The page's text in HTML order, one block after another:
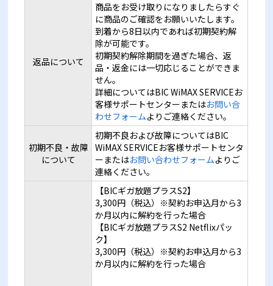
返品について
商品をお受け取りになりましたらすぐ
に商品のご確認をお願いいたします。
到着から8日以内であれば初期契約解
除が可能です。
初期契約解除期間を過ぎた場合、返
品・返金には一切応じることができま
せん。
詳細についてはBIC WiMAX SERVICEお
客様サポートセンターまたはお問い合
わせフォームよりご連絡ください。
初期不良・故障
について
初期不良および故障についてはBIC
WiMAX SERVICEお客様サポートセンタ
ーまたはお問い合わせフォームよりご
連絡ください。
【BICギガ放題プラスS2】
3,300円（税込）※契約お申込月から3
か月以内に解約を行った場合
【BICギガ放題プラスS2 Netflixパッ
ク】
3,300円（税込）※契約お申込月から3
か月以内に解約を行った場合